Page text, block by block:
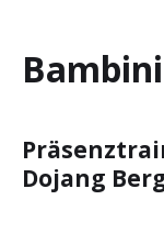
Bambini
Dojang